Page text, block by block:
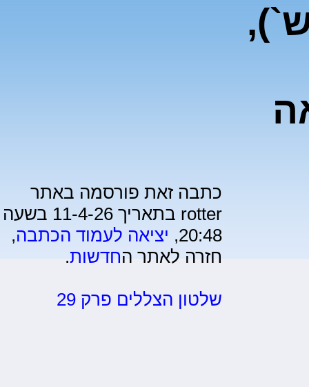
כתבה זאת פורסמה באתר
rotter בתאריך 11-4-26 בשעה
20:48, יציאה לעמוד הכתבה,
חזרה לאתר החדשות.
שלטון הצללים פרק 29